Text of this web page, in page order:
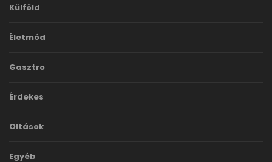
Külföld
Életmód
Gasztro
Érdekes
Oltások
Egyéb